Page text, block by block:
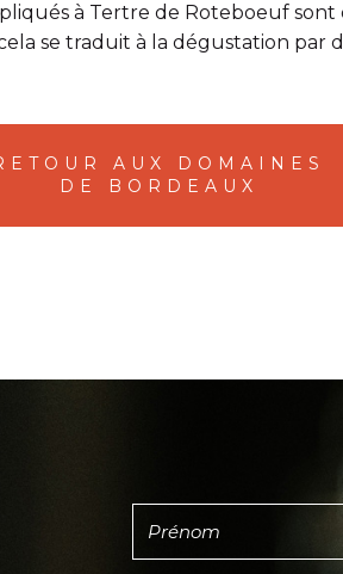
à Tertre de Roteboeuf
se traduit à la dégustation par
AUX DOMAINES
DE BORDEAUX